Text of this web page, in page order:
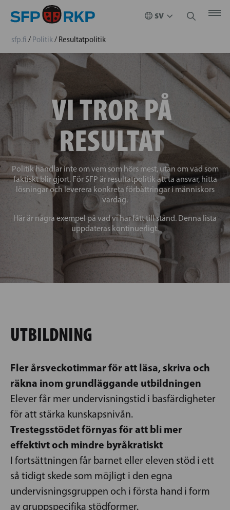
sfp.fi / Politik/ Resultatpolitik
VI TROR PÅ
RESULTAT
Politik handlar inte om vem som hörs mest, utan om vad som
faktiskt blir gjort. För SFP är resultatpolitik att ta ansvar, hitta
lösningar och leverera konkreta förbättringar i människors
vardag.
Här är några exempel på vad vi har fått till stånd. Denna lista
uppdateras kontinuerligt.
UTBILDNING
Fler årsveckotimmar för att läsa, skriva och
räkna inom grundläggande utbildningen
Elever får mer undervisningstid i basfärdigheter
för att stärka kunskapsnivån.
Trestegsstödet förnyas för att bli mer
effektivt och mindre byråkratiskt
I fortsättningen får barnet eller eleven stöd i ett
så tidigt skede som möjligt i den egna
undervisningsgruppen och i första hand i form
av gruppspecifika stödformer.